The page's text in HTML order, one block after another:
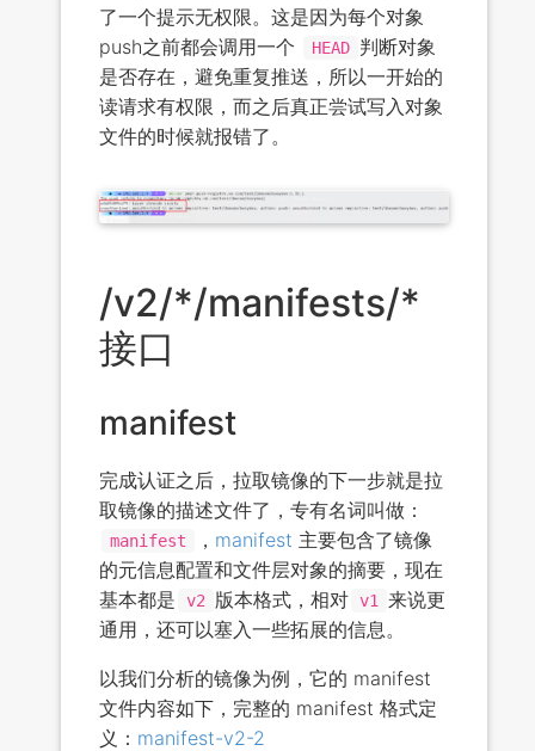
了一个提示无权限。这是因为每个对象
push之前都会调用一个
HEAD 判断对象
是否存在，避免重复推送，所以一开始的
读请求有权限，而之后真正尝试写入对象
文件的时候就报错了。
/v2/*/manifests/*
接口
manifest
完成认证之后，拉取镜像的下一步就是拉
取镜像的描述文件了，专有名词叫做：
manifest ， manifest 主要包含了镜像
的元信息配置和文件层对象的摘要，现在
基本都是
v2 版本格式，相对 v1 来说更
通用，还可以塞入一些拓展的信息。
以我们分析的镜像为例，它的 manifest
文件内容如下，完整的 manifest 格式定
义： manifest-v2-2